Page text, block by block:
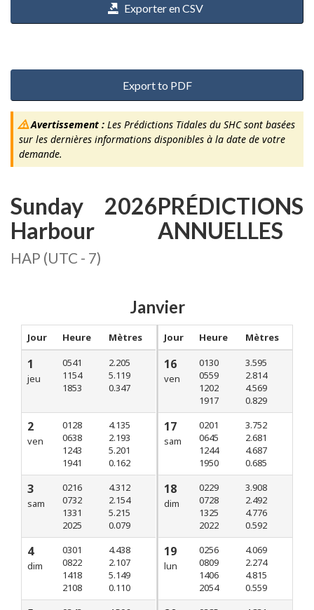
Exporter en CSV
Export to PDF
Avertissement :Les Prédictions Tidales du SHC sont basées
sur les dernières informations disponibles à la date de votre
demande.
Sunday
Harbour
HAP (UTC - 7)
2026PRÉDICTIONS
ANNUELLES
Janvier
Jour Heure Mètres
1
jeu
0541
1154
1853
2.205
5.119
0.347
2
ven
0128
0638
1243
1941
4.135
2.193
5.201
0.162
3
sam
0216
0732
1331
2025
4.312
2.154
5.215
0.079
4
dim
0301
0822
1418
2108
4.438
2.107
5.149
0.110
Jour Heure Mètres
16
ven
0130
0559
1202
1917
3.595
2.814
4.569
0.829
17
sam
0201
0645
1244
1950
3.752
2.681
4.687
0.685
18
dim
0229
0728
1325
2022
3.908
2.492
4.776
0.592
19
lun
0256
0809
1406
2054
4.069
2.274
4.815
0.559